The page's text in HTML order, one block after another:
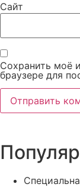
Сайт
Сохранить моё
браузере для